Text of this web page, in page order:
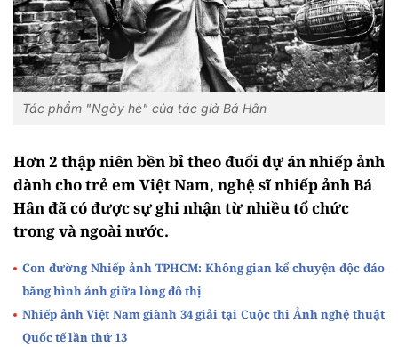
Tác phẩm "Ngày hè" của tác giả Bá Hân
Hơn 2 thập niên bền bỉ theo đuổi dự án nhiếp ảnh
dành cho trẻ em Việt Nam, nghệ sĩ nhiếp ảnh Bá
Hân đã có được sự ghi nhận từ nhiều tổ chức
trong và ngoài nước.
Con đường Nhiếp ảnh TPHCM: Không gian kể chuyện độc đáo
bằng hình ảnh giữa lòng đô thị
Nhiếp ảnh Việt Nam giành 34 giải tại Cuộc thi Ảnh nghệ thuật
Quốc tế lần thứ 13